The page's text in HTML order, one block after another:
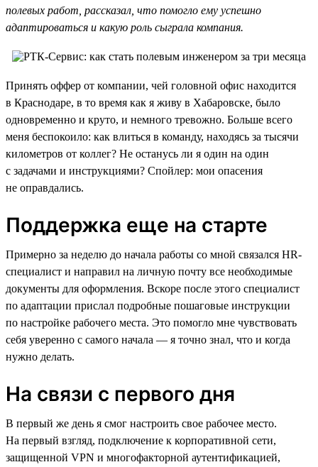
полевых работ, рассказал, что помогло ему успешно
адаптироваться и какую роль сыграла компания.
Принять оффер от компании, чей головной офис находится
в Краснодаре, в то время как я живу в Хабаровске, было
одновременно и круто, и немного тревожно. Больше всего
меня беспокоило: как влиться в команду, находясь за тысячи
километров от коллег? Не останусь ли я один на один
с задачами и инструкциями? Спойлер: мои опасения
не оправдались.
Поддержка еще на старте
Примерно за неделю до начала работы со мной связался HR-
специалист и направил на личную почту все необходимые
документы для оформления. Вскоре после этого специалист
по адаптации прислал подробные пошаговые инструкции
по настройке рабочего места. Это помогло мне чувствовать
себя уверенно с самого начала — я точно знал, что и когда
нужно делать.
На связи с первого дня
В первый же день я смог настроить свое рабочее место.
На первый взгляд, подключение к корпоративной сети,
защищенной VPN и многофакторной аутентификацией,